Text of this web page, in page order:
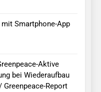
Smartphone-App
Aktive
bei Wiederaufbau
Report